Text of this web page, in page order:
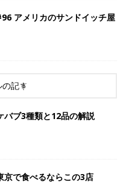
アメリカのサンドイッチ屋
の記事
バブ3種類と12品の解説
京で食べるならこの3店